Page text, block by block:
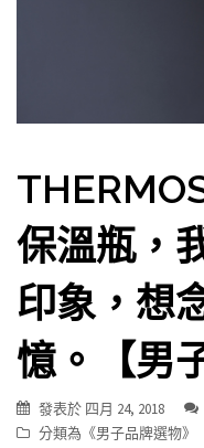
保溫瓶，
印象，想
憶。【男
發表於 四月 24, 2018
分類為《男子品牌選物》